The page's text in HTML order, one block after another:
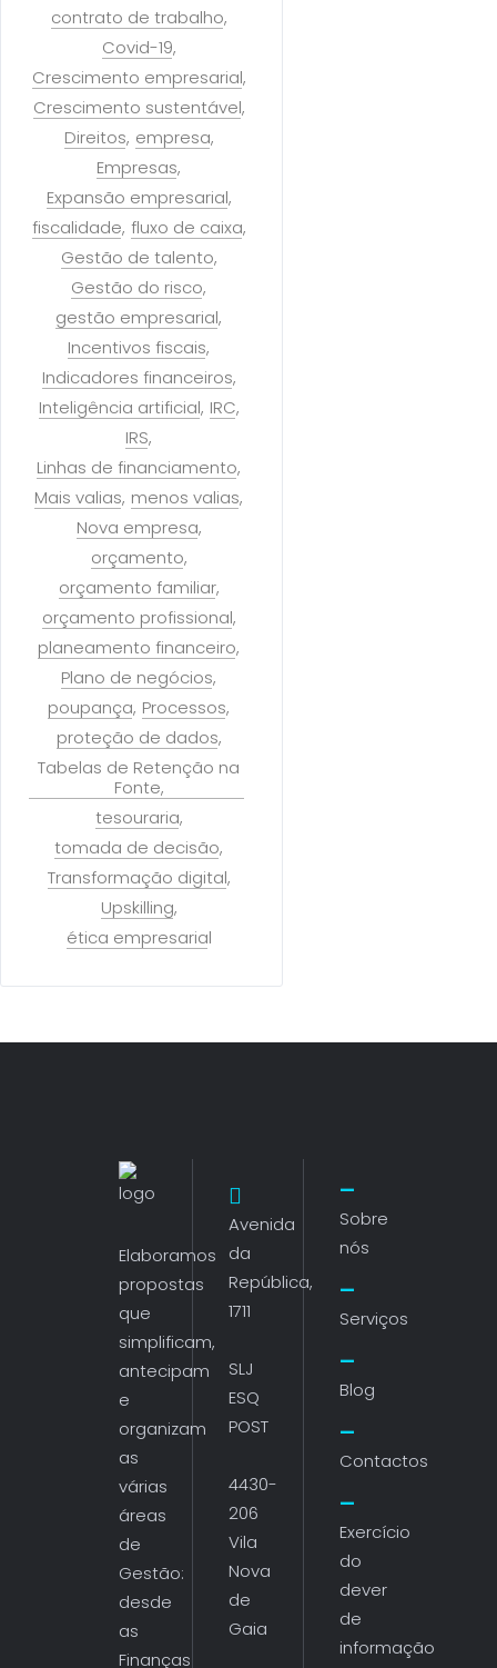
contrato de trabalho
Covid-19
Crescimento empresarial
Crescimento sustentável
Direitos empresa
Empresas
Expansão empresarial
fiscalidade fluxo de caixa
Gestão de talento
Gestão do risco
gestão empresarial
Incentivos fiscais
Indicadores financeiros
Inteligência artificial IRC
IRS
Linhas de financiamento
Mais valias menos valias
Nova empresa
orçamento
orçamento familiar
orçamento profissional
planeamento financeiro
Plano de negócios
poupança Processos
proteção de dados
Tabelas de Retenção na
Fonte
tesouraria
tomada de decisão
Transformação digital
Upskilling
ética empresarial
Elaboramos
propostas
que
simplificam,
antecipam
e
organizam
as
várias
áreas
de
Gestão:
desde
as
Finanças
Avenida
da
República,
1711
SLJ
ESQ
POST
4430-
206
Vila
Nova
de
Gaia
Sobre
nós
Serviços
Blog
Contactos
Exercício
do
dever
de
informação